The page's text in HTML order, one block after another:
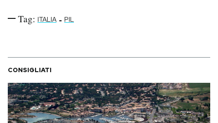
Tag: ITALIA - PIL
CONSIGLIATI